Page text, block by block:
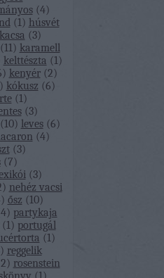
(4)
(1) húsvét
kacsa (3)
(11) karamell
kelttészta (1)
) kenyér (2)
kókusz (6)
(1)
(3)
(10) leves (6)
(4)
(3)
(7)
(3)
) nehéz vacsi
) ősz (10)
4) partykaja
(1) portugál
(1)
) reggelik
2) rosenstein